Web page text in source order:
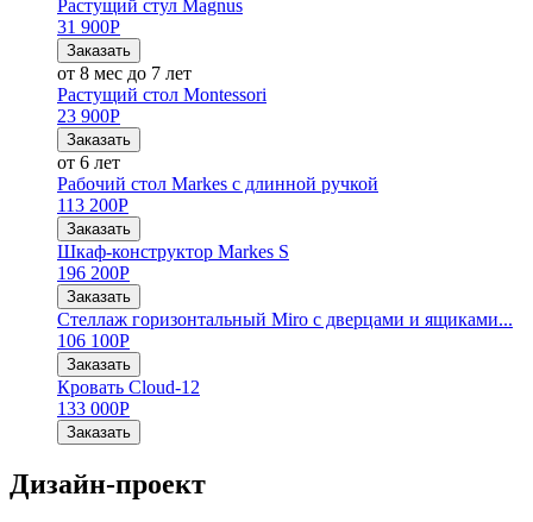
Растущий стул Magnus
31 900Р
Заказать
от 8 мес до 7 лет
Растущий стол Montessori
23 900Р
Заказать
от 6 лет
Рабочий стол Markes с длинной ручкой
113 200Р
Заказать
Шкаф-конструктор Markes S
196 200Р
Заказать
Стеллаж горизонтальный Miro с дверцами и ящиками...
106 100Р
Заказать
Кровать Cloud-12
133 000Р
Заказать
Дизайн-проект